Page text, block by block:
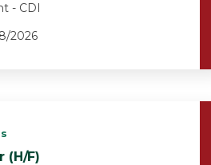
- CDI
2026
(H/F)